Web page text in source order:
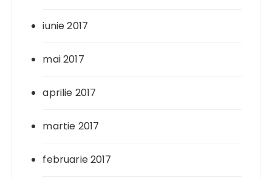
iunie 2017
mai 2017
aprilie 2017
martie 2017
februarie 2017